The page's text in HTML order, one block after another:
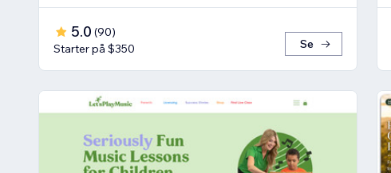
5.0 (90)
Starter på $350
Se